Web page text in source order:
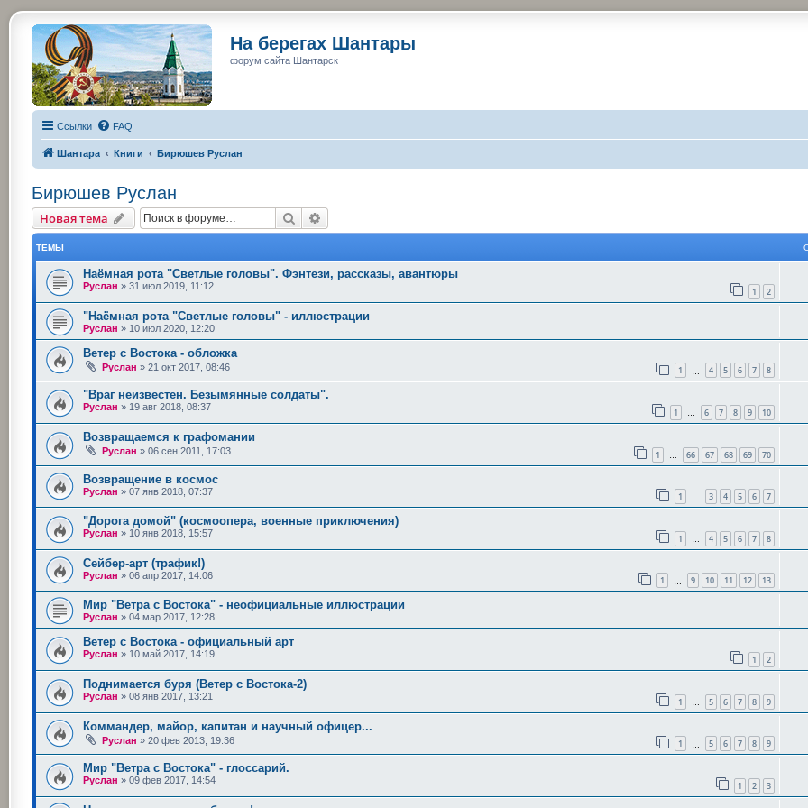
На берегах Шантары
форум сайта Шантарск
Ссылки FAQ
Шантара Книги Бирюшев Руслан
Бирюшев Руслан
Новая тема Поиск
ТЕМЫ
Наёмная рота "Светлые головы". Фэнтези, рассказы, авантюры
Руслан » 31 июл 2019, 11:12 1 2
"Наёмная рота "Светлые головы" - иллюстрации
Руслан » 10 июл 2020, 12:20
Ветер с Востока - обложка
Руслан » 21 окт 2017, 08:46 1 4 5 6 7 8
"Враг неизвестен. Безымянные солдаты".
Руслан » 19 авг 2018, 08:37 1 … 6 7 8 9 10
Возвращаемся к графомании
Руслан » 06 сен 2011, 17:03 1 … 66 67 68 69 70
Возвращение в космос
Руслан » 07 янв 2018, 07:37 1 3 4 5 6 7
"Дорога домой" (космоопера, военные приключения)
Руслан » 10 янв 2018, 15:57 1 … 4 5 6 7 8
Сейбер-арт (трафик!)
Руслан » 06 апр 2017, 14:06 1 9 10 11 12 13
Мир "Ветра с Востока" - неофициальные иллюстрации
Руслан » 04 мар 2017, 12:28
Ветер с Востока - официальный арт
Руслан » 10 май 2017, 14:19 1 2
Поднимается буря (Ветер с Востока-2)
Руслан » 08 янв 2017, 13:21 1 … 5 6 7 8 9
Коммандер, майор, капитан и научный офицер...
Руслан » 20 фев 2013, 19:36 1 5 6 7 8 9
Мир "Ветра с Востока" - глоссарий.
Руслан » 09 фев 2017, 14:54 1 2 3